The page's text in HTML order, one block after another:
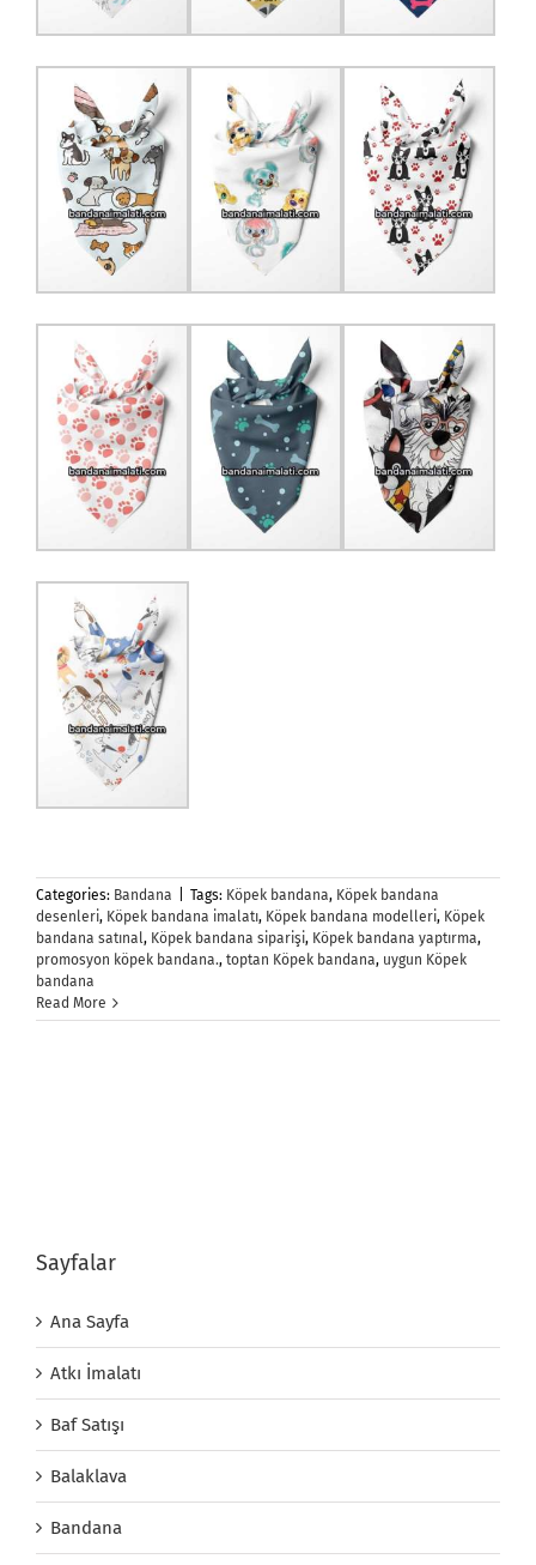
Categories: Bandana Tags: Köpek bandana, Köpek bandana
desenleri, Köpek bandana imalatı, Köpek bandana modelleri, Köpek
bandana satınal, Köpek bandana siparişi, Köpek bandana yaptırma,
promosyon köpek bandana., toptan Köpek bandana, uygun Köpek
bandana
Read More
Sayfalar
Ana Sayfa
Atkı İmalatı
Baf Satışı
Balaklava
Bandana